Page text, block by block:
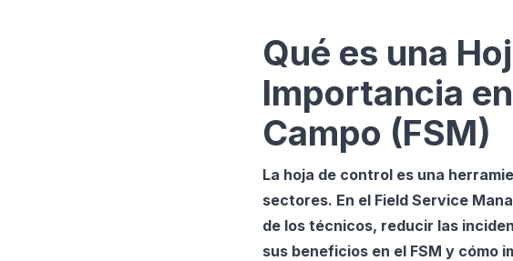
Qué es una
Importancia
Campo (FSM)
La hoja de control es una
sectores. En el Field Service
de los técnicos, reducir las
sus beneficios en el FSM y cómo